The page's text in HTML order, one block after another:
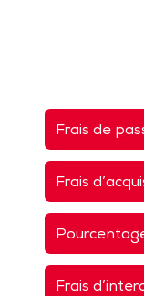
Frais de
Frais
Frais